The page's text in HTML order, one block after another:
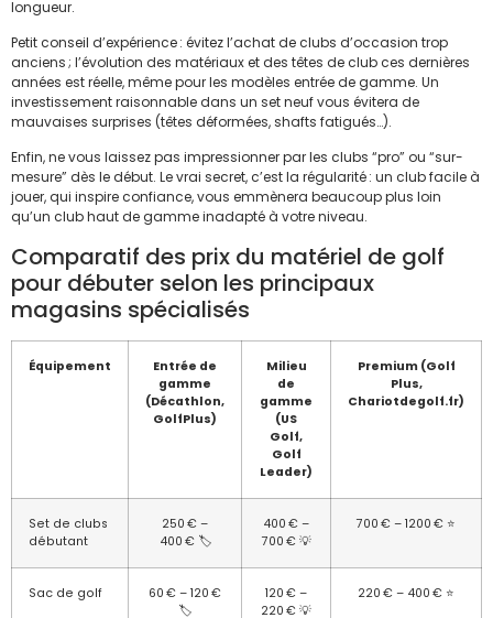
longueur.
Petit conseil d’expérience : évitez l’achat de clubs d’occasion trop
anciens ; l’évolution des matériaux et des têtes de club ces dernières
années est réelle, même pour les modèles entrée de gamme. Un
investissement raisonnable dans un set neuf vous évitera de
mauvaises surprises (têtes déformées, shafts fatigués…).
Enfin, ne vous laissez pas impressionner par les clubs “pro” ou “sur-
mesure” dès le début. Le vrai secret, c’est la régularité : un club facile à
jouer, qui inspire confiance, vous emmènera beaucoup plus loin
qu’un club haut de gamme inadapté à votre niveau.
Comparatif des prix du matériel de golf
pour débuter selon les principaux
magasins spécialisés
Équipement
Entrée de
gamme
(Décathlon,
GolfPlus)
Milieu
de
gamme
(US
Golf,
Golf
Leader)
Premium (Golf
Plus,
Chariotdegolf.fr)
Set de clubs
débutant
250 € –
400 € 🏷️
400 € –
700 € 💡
700 € – 1200 € ⭐
Sac de golf
60 € – 120 €
🏷️
120 € –
220 € 💡
220 € – 400 € ⭐